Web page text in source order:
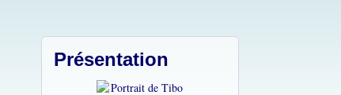
Présentation